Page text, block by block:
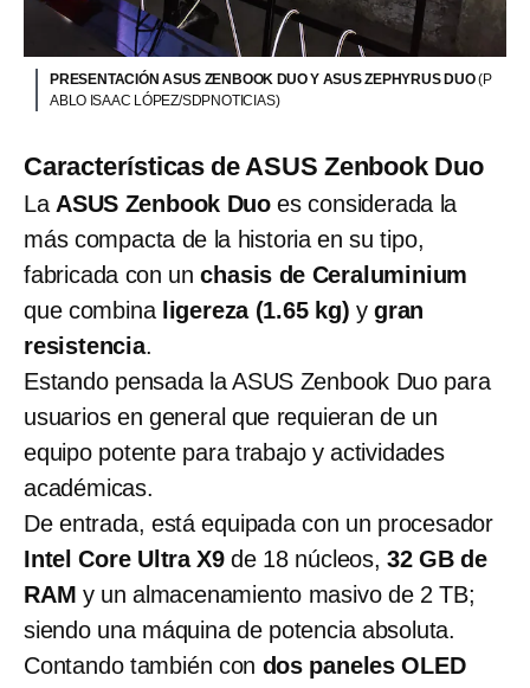
PRESENTACIÓN ASUS ZENBOOK DUO Y ASUS ZEPHYRUS DUO(P
ABLO ISAAC LÓPEZ/SDPNOTICIAS)
Características de ASUS Zenbook Duo
La ASUS Zenbook Duo es considerada la
más compacta de la historia en su tipo,
fabricada con un chasis de Ceraluminium
que combina ligereza (1.65 kg) ygran
resistencia.
Estando pensada la ASUS Zenbook Duo para
usuarios en general que requieran de un
equipo potente para trabajo y actividades
académicas.
De entrada, está equipada con un procesador
Intel Core Ultra X9de 18 núcleos,32 GB de
RAM y un almacenamiento masivo de 2 TB;
siendo una máquina de potencia absoluta.
Contando también con dos paneles OLED